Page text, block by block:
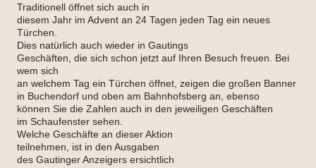
Traditionell öffnet sich auch in
diesem Jahr im Advent an 24 Tagen jeden Tag ein neues
Türchen.
Dies natürlich auch wieder in Gautings
Geschäften, die sich schon jetzt auf Ihren Besuch freuen. Bei
wem sich
an welchem Tag ein Türchen öffnet, zeigen die großen Banner
in Buchendorf und oben am Bahnhofsberg an, ebenso
können Sie die Zahlen auch in den jeweiligen Geschäften
im Schaufenster sehen.
Welche Geschäfte an dieser Aktion
teilnehmen, ist in den Ausgaben
des Gautinger Anzeigers ersichtlich